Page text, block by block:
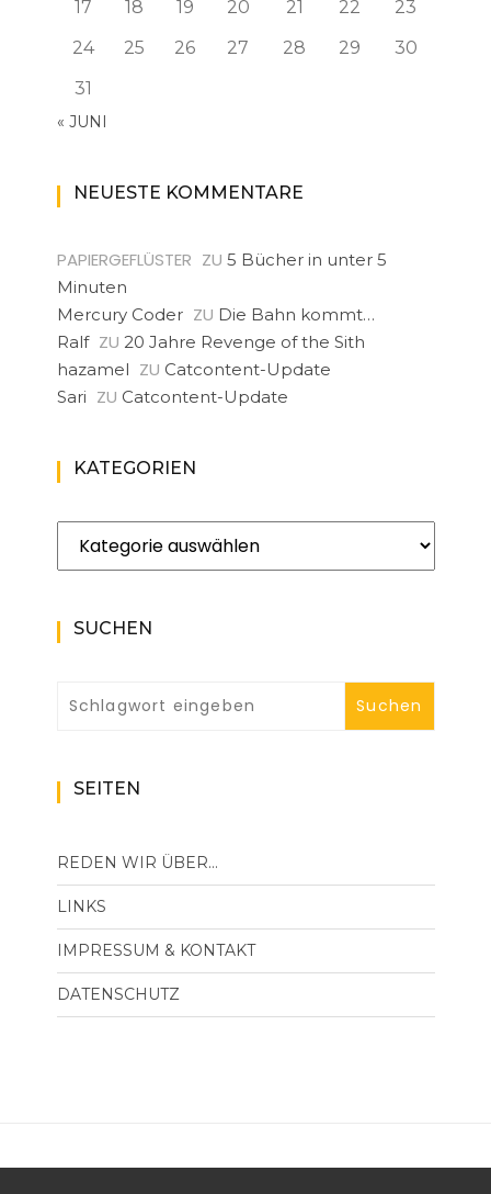
17
18 19 20 21 22
23
24
25 26 27 28 29
30
31
« JUNI
NEUESTE KOMMENTARE
PAPIERGEFLÜSTER ZU 5 Bücher in unter 5
Minuten
Mercury Coder ZU Die Bahn kommt…
Ralf ZU 20 Jahre Revenge of the Sith
hazamel ZU Catcontent-Update
Sari ZU Catcontent-Update
KATEGORIEN
Kategorien
SUCHEN
SEITEN
REDEN WIR ÜBER…
LINKS
IMPRESSUM & KONTAKT
DATENSCHUTZ